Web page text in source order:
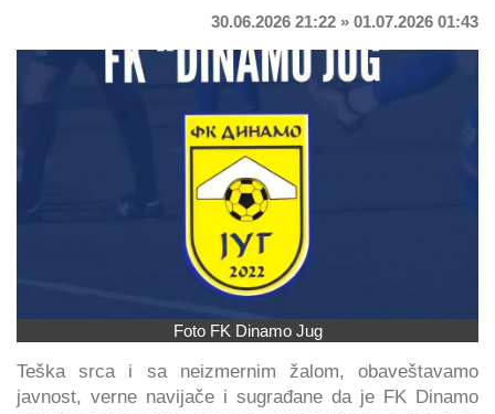
30.06.2026 21:22 » 01.07.2026 01:43
Foto FK Dinamo Jug
Teška srca i sa neizmernim žalom, obaveštavamo
javnost, verne navijače i sugrađane da je FK Dinamo